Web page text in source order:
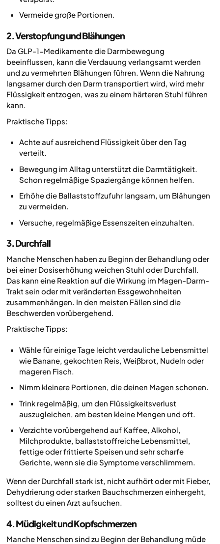
Vermeide große Portionen.
2. Verstopfung und Blähungen
Da GLP-1-Medikamente die Darmbewegung
beeinflussen, kann die Verdauung verlangsamt werden
und zu vermehrten Blähungen führen. Wenn die Nahrung
langsamer durch den Darm transportiert wird, wird mehr
Flüssigkeit entzogen, was zu einem härteren Stuhl führen
kann.
Praktische Tipps:
Achte auf ausreichend Flüssigkeit über den Tag
verteilt.
Bewegung im Alltag unterstützt die Darmtätigkeit.
Schon regelmäßige Spaziergänge können helfen.
Erhöhe die Ballaststoffzufuhr langsam, um Blähungen
zu vermeiden.
Versuche, regelmäßige Essenszeiten einzuhalten.
3. Durchfall
Manche Menschen haben zu Beginn der Behandlung oder
bei einer Dosiserhöhung weichen Stuhl oder Durchfall.
Das kann eine Reaktion auf die Wirkung im Magen-Darm-
Trakt sein oder mit veränderten Essgewohnheiten
zusammenhängen. In den meisten Fällen sind die
Beschwerden vorübergehend.
Praktische Tipps:
Wähle für einige Tage leicht verdauliche Lebensmittel
wie Banane, gekochten Reis, Weißbrot, Nudeln oder
mageren Fisch.
Nimm kleinere Portionen, die deinen Magen schonen.
Trink regelmäßig, um den Flüssigkeitsverlust
auszugleichen, am besten kleine Mengen und oft.
Verzichte vorübergehend auf Kaffee, Alkohol,
Milchprodukte, ballaststoffreiche Lebensmittel,
fettige oder frittierte Speisen und sehr scharfe
Gerichte, wenn sie die Symptome verschlimmern.
Wenn der Durchfall stark ist, nicht aufhört oder mit Fieber,
Dehydrierung oder starken Bauchschmerzen einhergeht,
solltest du einen Arzt aufsuchen.
4. Müdigkeit und Kopfschmerzen
Manche Menschen sind zu Beginn der Behandlung müde